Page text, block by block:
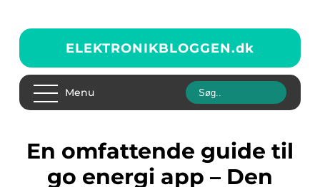
ELEKTRONIKBLOGGEN.dk
Menu
En omfattende guide til
go energi app – Den